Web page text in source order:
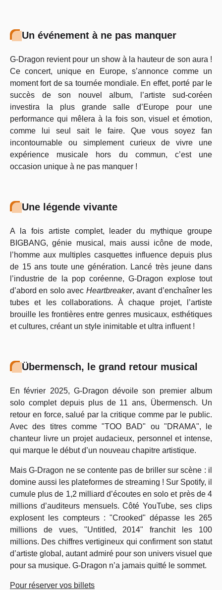
Un événement à ne pas manquer
G-Dragon revient pour un show à la hauteur de son aura !
Ce concert, unique en Europe, s’annonce comme un
moment fort de sa tournée mondiale. En effet, porté par le
succès de son nouvel album, l’artiste sud-coréen
investira la plus grande salle d’Europe pour une
performance qui mêlera à la fois son, visuel et émotion,
comme lui seul sait le faire. Que vous soyez fan
incontournable ou simplement curieux de vivre une
expérience musicale hors du commun, c’est une
occasion unique à ne pas manquer !
Une légende vivante
A la fois artiste complet, leader du mythique groupe
BIGBANG, génie musical, mais aussi icône de mode,
l’homme aux multiples casquettes influence depuis plus
de 15 ans toute une génération. Lancé très jeune dans
l’industrie de la pop coréenne, G-Dragon explose tout
d’abord en solo avec Heartbreaker, avant d’enchaîner les
tubes et les collaborations. À chaque projet, l’artiste
brouille les frontières entre genres musicaux, esthétiques
et cultures, créant un style inimitable et ultra influent !
Übermensch, le grand retour musical
En février 2025, G-Dragon dévoile son premier album
solo complet depuis plus de 11 ans, Übermensch. Un
retour en force, salué par la critique comme par le public.
Avec des titres comme "TOO BAD" ou "DRAMA", le
chanteur livre un projet audacieux, personnel et intense,
qui marque le début d’un nouveau chapitre artistique.
Mais G‑Dragon ne se contente pas de briller sur scène : il
domine aussi les plateformes de streaming ! Sur Spotify, il
cumule plus de 1,2 milliard d’écoutes en solo et près de 4
millions d’auditeurs mensuels. Côté YouTube, ses clips
explosent les compteurs : "Crooked" dépasse les 265
millions de vues, "Untitled, 2014" franchit les 100
millions. Des chiffres vertigineux qui confirment son statut
d’artiste global, autant admiré pour son univers visuel que
pour sa musique. G-Dragon n’a jamais quitté le sommet.
Pour réserver vos billets